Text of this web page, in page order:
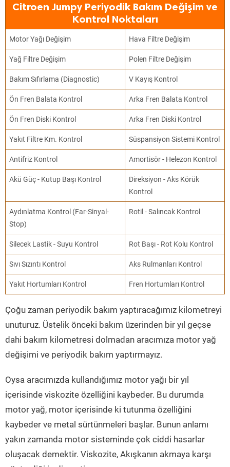
Citroen Jumpy Periyodik Bakım Değişim ve
Kontrol Noktaları
Motor Yağı Değişim Hava Filtre Değişim
Yağ Filtre Değişim Polen Filtre Değişim
Bakım Sıfırlama (Diagnostic) V Kayış Kontrol
Ön Fren Balata Kontrol Arka Fren Balata Kontrol
Ön Fren Diski Kontrol Arka Fren Diski Kontrol
Yakıt Filtre Km. Kontrol Süspansiyon Sistemi Kontrol
Antifriz Kontrol Amortisör - Helezon Kontrol
Akü Güç - Kutup Başı Kontrol
Direksiyon - Aks Körük
Kontrol
Aydınlatma Kontrol (Far-Sinyal-
Stop)
Rotil - Salıncak Kontrol
Silecek Lastik - Suyu Kontrol Rot Başı - Rot Kolu Kontrol
Sıvı Sızıntı Kontrol Aks Rulmanları Kontrol
Yakıt Hortumları Kontrol Fren Hortumları Kontrol
Çoğu zaman periyodik bakım yaptıracağımız kilometreyi
unuturuz. Üstelik önceki bakım üzerinden bir yıl geçse
dahi bakım kilometresi dolmadan aracımıza motor yağ
değişimi ve periyodik bakım yaptırmayız.
Oysa aracımızda kullandığımız motor yağı bir yıl
içerisinde viskozite özelliğini kaybeder. Bu durumda
motor yağ, motor içerisinde ki tutunma özelliğini
kaybeder ve metal sürtünmeleri başlar. Bunun anlamı
yakın zamanda motor sisteminde çok ciddi hasarlar
oluşacak demektir. Viskozite, Akışkanın akmaya karşı